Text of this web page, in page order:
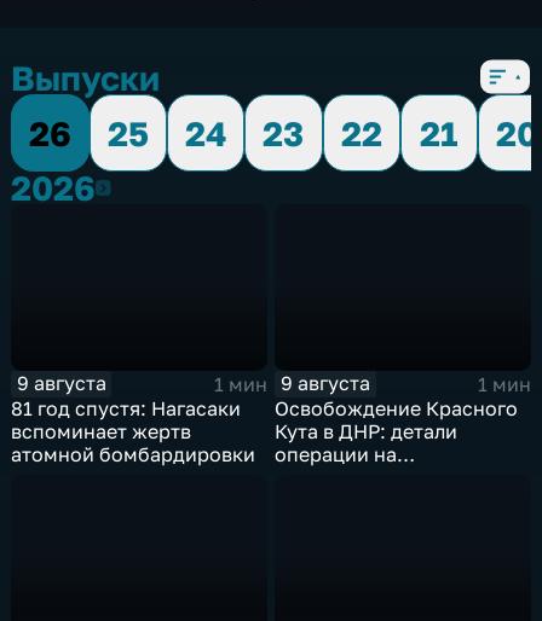
Выпуски
26
25 24 23 22 21
20
20262026
9 августа
1 мин
81 год спустя: Нагасаки
вспоминает жертв
атомной бомбардировки
9 августа
1 мин
Освобождение Красного
Кута в ДНР: детали
операции на